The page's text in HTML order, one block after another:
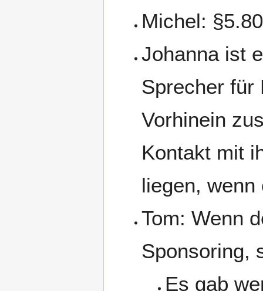
Michel:
Johanna ist
Sprecher für
Vorhinein
Kontakt mit
liegen,
Tom: Wenn
Sponsoring,
Es gab